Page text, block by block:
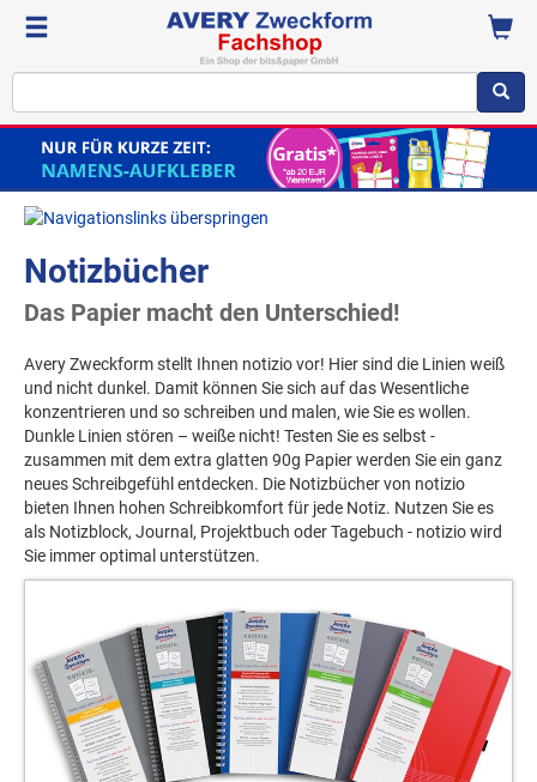
Notizbücher
Das Papier macht den Unterschied!
Avery Zweckform stellt Ihnen notizio vor! Hier sind die Linien weiß
und nicht dunkel. Damit können Sie sich auf das Wesentliche
konzentrieren und so schreiben und malen, wie Sie es wollen.
Dunkle Linien stören – weiße nicht! Testen Sie es selbst -
zusammen mit dem extra glatten 90g Papier werden Sie ein ganz
neues Schreibgefühl entdecken. Die Notizbücher von notizio
bieten Ihnen hohen Schreibkomfort für jede Notiz. Nutzen Sie es
als Notizblock, Journal, Projektbuch oder Tagebuch - notizio wird
Sie immer optimal unterstützen.